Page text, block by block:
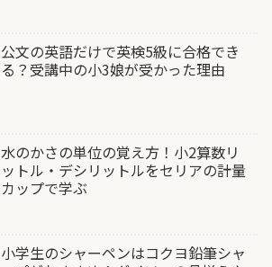
公文の英語だけで英検5級に合格でき
る？受講中の小3娘が受かった理由
水のかさの単位の覚え方！小2算数リ
ットル・デシリットルをセリアの計量
カップで学ぶ
小学生のシャーペンはコクヨ鉛筆シャ